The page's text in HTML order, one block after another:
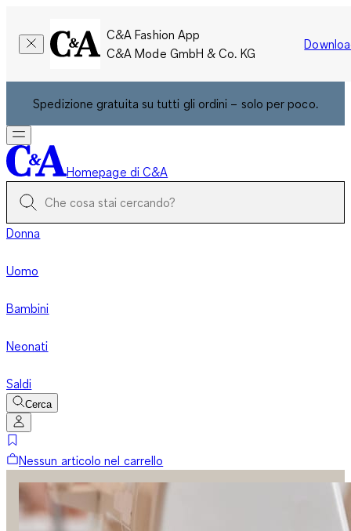
C&A Fashion App
C&A Mode GmbH & Co. KG
Spedizione gratuita su tutti gli ordini – solo per poco.
Homepage di C&A
Donna
Uomo
Bambini
Neonati
Saldi
Cerca
Nessun articolo nel carrello